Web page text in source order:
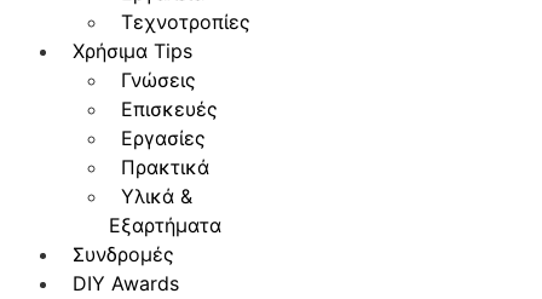
Τεχνοτροπίες
Χρήσιμα Tips
Γνώσεις
Επισκευές
Εργασίες
Πρακτικά
Υλικά &
Εξαρτήματα
Συνδρομές
DIY Awards